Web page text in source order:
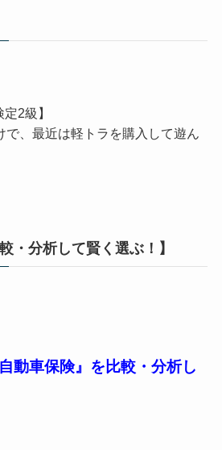
2級】
で、最近は軽トラを購入して遊ん
・分析して賢く選ぶ！】
自動車保険』を比較・分析し